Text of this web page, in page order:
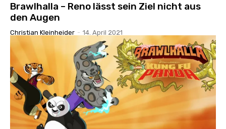
Brawlhalla – Reno lässt sein Ziel nicht aus
den Augen
Christian Kleinheider - 14. April 2021